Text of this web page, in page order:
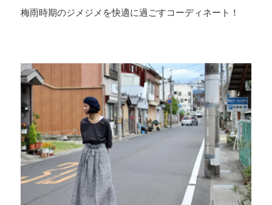
梅雨時期のジメジメを快適に過ごすコーディネート！